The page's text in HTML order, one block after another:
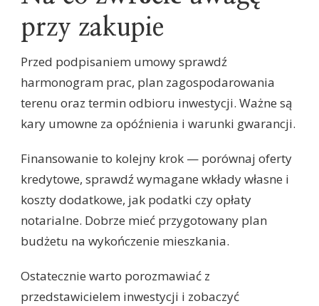
przy zakupie
Przed podpisaniem umowy sprawdź
harmonogram prac, plan zagospodarowania
terenu oraz termin odbioru inwestycji. Ważne są
kary umowne za opóźnienia i warunki gwarancji.
Finansowanie to kolejny krok — porównaj oferty
kredytowe, sprawdź wymagane wkłady własne i
koszty dodatkowe, jak podatki czy opłaty
notarialne. Dobrze mieć przygotowany plan
budżetu na wykończenie mieszkania.
Ostatecznie warto porozmawiać z
przedstawicielem inwestycji i zobaczyć